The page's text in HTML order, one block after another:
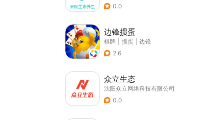
0.0
边锋掼蛋
棋牌 掼蛋
边锋
2.6
众立生态
沈阳众立网络科技有限公司
0.0